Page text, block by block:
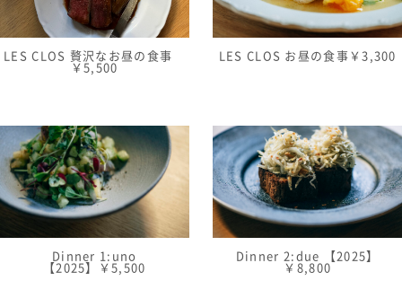
LES CLOS 贅沢なお昼の食事
￥5,500
LES CLOS お昼の食事￥3,300
Dinner 1:uno
【2025】￥5,500
Dinner 2:due 【2025】
￥8,800